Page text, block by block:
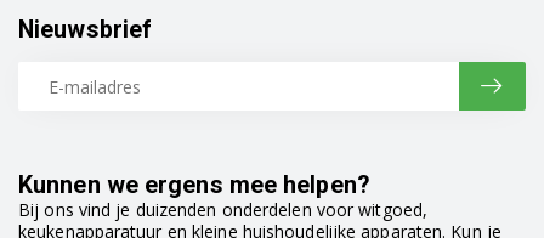
Kunnen we ergens mee helpen?
Bij ons vind je duizenden onderdelen voor witgoed,
keukenapparatuur en kleine huishoudelijke apparaten. Kun je
Nieuwsbrief